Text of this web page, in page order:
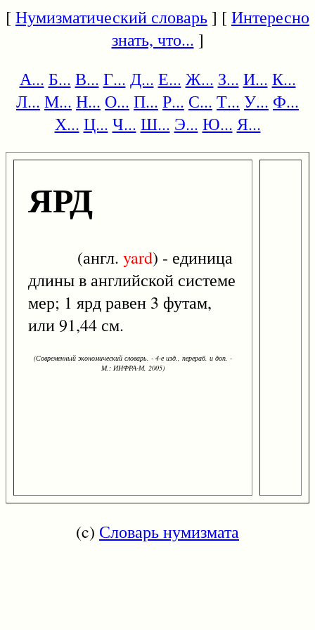
[Нумизматический словарь] [Интересно
знать, что... ]
А... Б... В... Г... Д... Е... Ж... З... И... К...
Л... М... Н... О... П... Р... С... Т... У... Ф...
Х... Ц... Ч... Ш... Э... Ю... Я...
ЯРД
(англ. yard) - единица
длины в английской системе
мер; 1 ярд равен 3 футам,
или 91,44 см.
(Современный экономический словарь. - 4-е изд., перераб. и доп. -
М.: ИНФРА-М, 2005)
(c) Словарь нумизмата